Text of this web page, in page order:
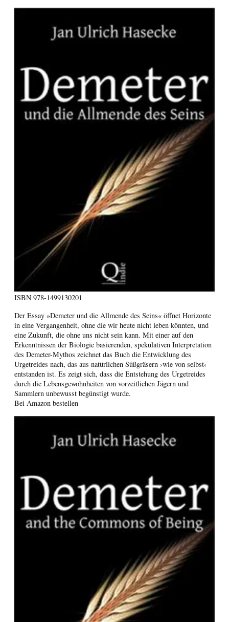
ISBN 978-1499130201
Der Essay »Demeter und die Allmende des Seins« öffnet Horizonte
in eine Vergangenheit, ohne die wir heute nicht leben könnten, und
eine Zukunft, die ohne uns nicht sein kann. Mit einer auf den
Erkenntnissen der Biologie basierenden, spekulativen Interpretation
des Demeter-Mythos zeichnet das Buch die Entwicklung des
Urgetreides nach, das aus natürlichen Süßgräsern ›wie von selbst‹
entstanden ist. Es zeigt sich, dass die Entstehung des Urgetreides
durch die Lebensgewohnheiten von vorzeitlichen Jägern und
Sammlern unbewusst begünstigt wurde.
Bei Amazon bestellen